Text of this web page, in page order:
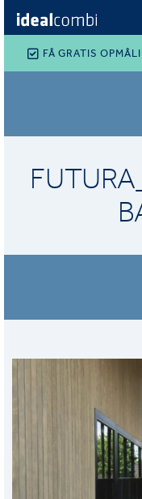
FÅ GRATIS